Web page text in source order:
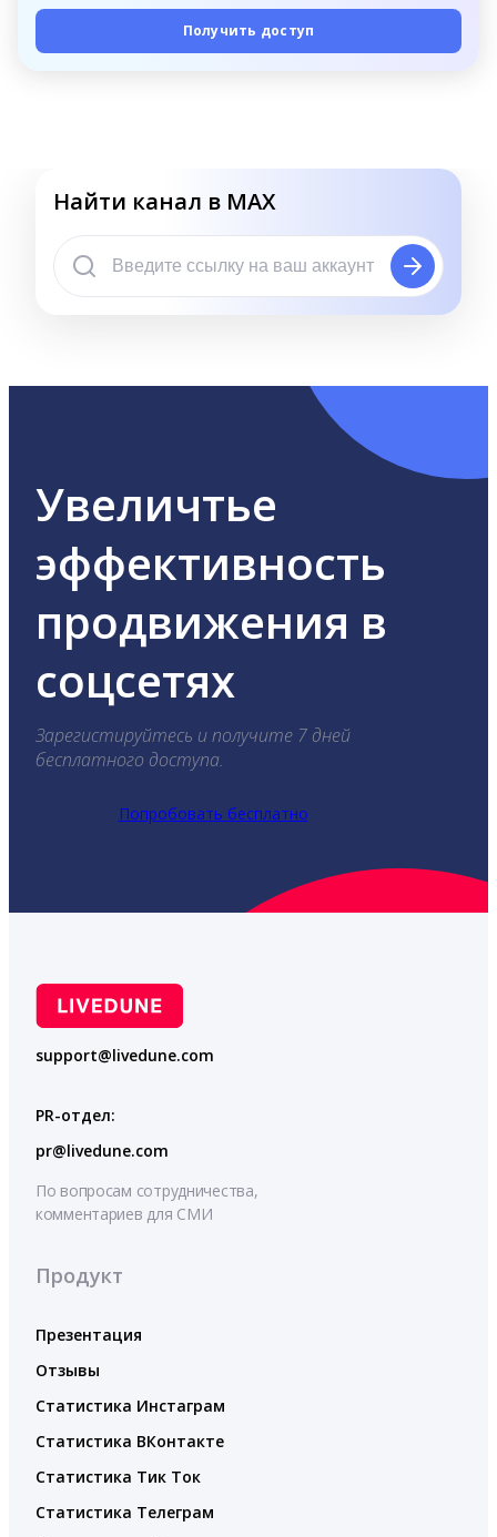
Получить доступ
Найти канал в MAX
Увеличтье
эффективность
продвижения в
соцсетях
Зарегистируйтесь и получите 7 дней
бесплатного доступа.
Попробовать бесплатно
support@livedune.com
PR-отдел:
pr@livedune.com
По вопросам сотрудничества,
комментариев для СМИ
Продукт
Презентация
Отзывы
Статистика Инстаграм
Статистика ВКонтакте
Статистика Тик Ток
Статистика Телеграм